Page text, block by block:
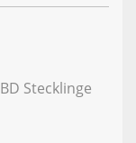
Stecklinge